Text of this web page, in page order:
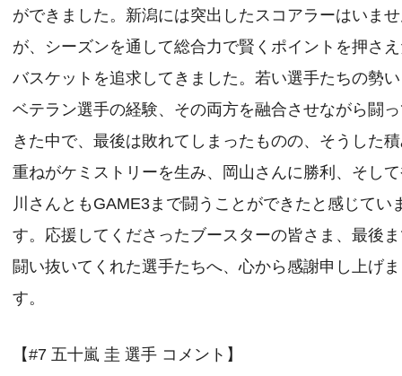
ができました。新潟には突出したスコアラーはいま
が、シーズンを通して総合力で賢くポイントを押さ
バスケットを追求してきました。若い選手たちの勢
ベテラン選手の経験、その両方を融合させながら闘
きた中で、最後は敗れてしまったものの、そうした
重ねがケミストリーを生み、岡山さんに勝利、そし
川さんともGAME3まで闘うことができたと感じてい
す。応援してくださったブースターの皆さま、最後
闘い抜いてくれた選手たちへ、心から感謝申し上げま
す。
【#7 五十嵐 圭 選手 コメント】